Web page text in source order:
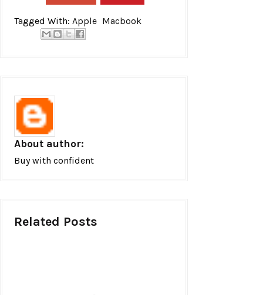
Tagged With: Apple Macbook
About author:
Buy with confident
Related Posts